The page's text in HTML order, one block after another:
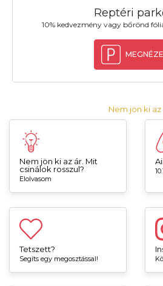
Reptéri
10% kedvezmény vagy bőrönd
Nem jön ki az
Nem jön ki az ár. Mit
csinálok rosszul?
Elolvasom
Tetszett?
Segíts egy megosztással!